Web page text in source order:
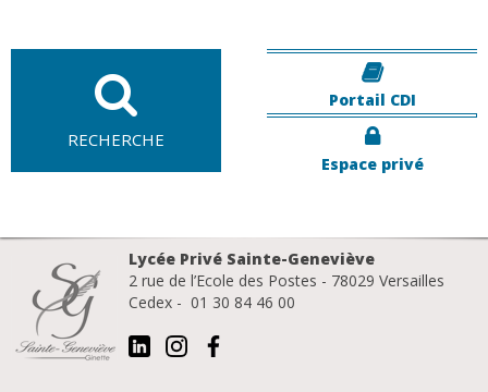
RECHERCHE
Portail CDI
Espace privé
Lycée Privé Sainte-Geneviève
2 rue de l’Ecole des Postes - 78029 Versailles
Cedex - 01 30 84 46 00